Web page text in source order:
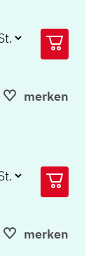
merken
merken